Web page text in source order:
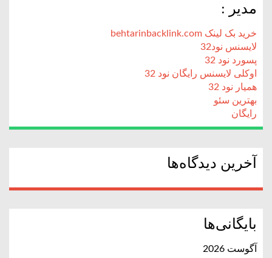
مدیر :
خرید بک لینک behtarinbacklink.com
لایسنس نود32
پسورد نود 32
اوکلی لایسنس رایگان نود 32
همیار نود 32
بهترین سئو
رایگان
آخرین دیدگاه‌ها
بایگانی‌ها
آگوست 2026